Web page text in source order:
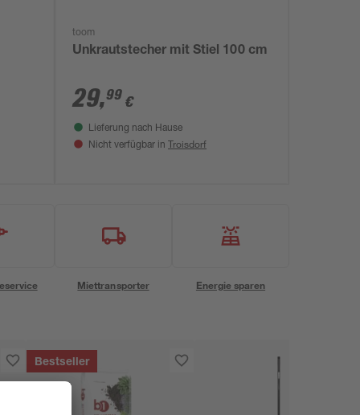
toom
Unkrautstecher mit Stiel 100 cm
29,99 €
Lieferung nach Hause
Nicht verfügbar in Troisdorf
Miettransporter Energie sparen
Bestseller